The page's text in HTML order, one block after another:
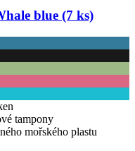
blue (7 ks)
tampony
mořského plastu